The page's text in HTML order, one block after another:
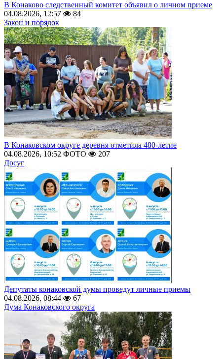
В Конаково следственный комитет объявил о личном приеме
04.08.2026, 12:57
84
Закон и порядок
В Конаковском округе деревня отметила 480-летие
04.08.2026, 10:52 ФОТО
207
Досуг
Депутаты конаковской думы проведут личные приемы
04.08.2026, 08:44
67
Дума Конаковского округа